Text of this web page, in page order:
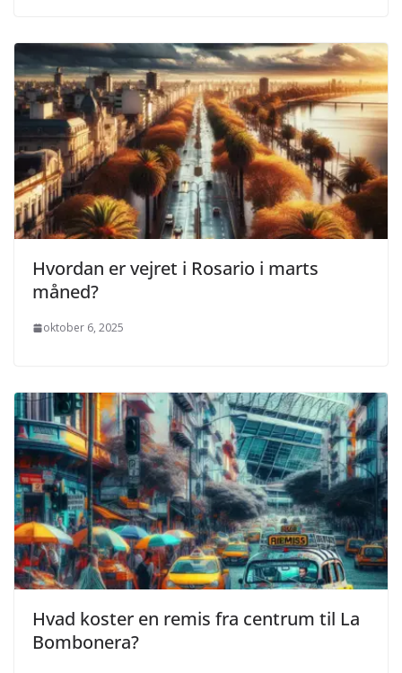
Hvordan er vejret i Rosario i marts
måned?
oktober 6, 2025
Hvad koster en remis fra centrum til La
Bombonera?